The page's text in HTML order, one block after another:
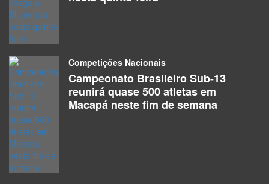
Competições Nacionais
Campeonato Brasileiro Sub-13
reunirá quase 500 atletas em
Macapá neste fim de semana